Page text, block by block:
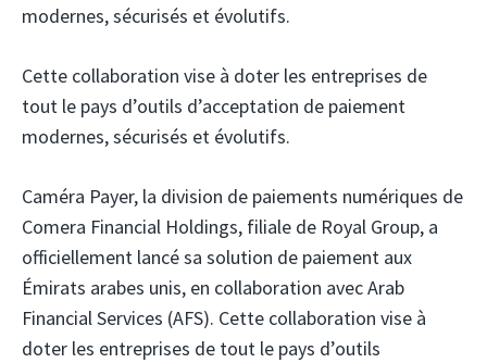
modernes, sécurisés et évolutifs.
Cette collaboration vise à doter les entreprises de
tout le pays d’outils d’acceptation de paiement
modernes, sécurisés et évolutifs.
Caméra Payer, la division de paiements numériques de
Comera Financial Holdings, filiale de Royal Group, a
officiellement lancé sa solution de paiement aux
Émirats arabes unis, en collaboration avec Arab
Financial Services (AFS). Cette collaboration vise à
doter les entreprises de tout le pays d’outils